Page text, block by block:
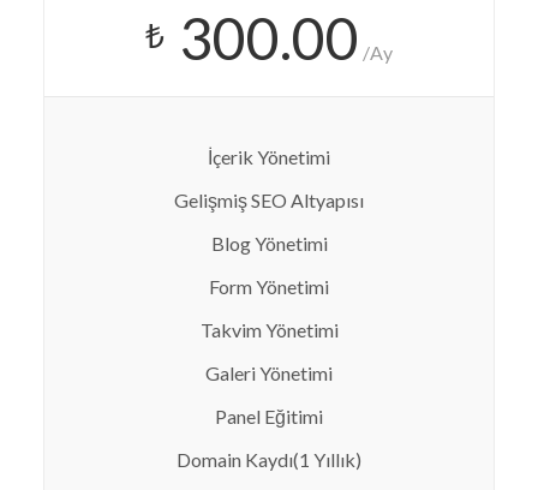
₺ 300.00 /Ay
İçerik Yönetimi
Gelişmiş SEO Altyapısı
Blog Yönetimi
Form Yönetimi
Takvim Yönetimi
Galeri Yönetimi
Panel Eğitimi
Domain Kaydı(1 Yıllık)